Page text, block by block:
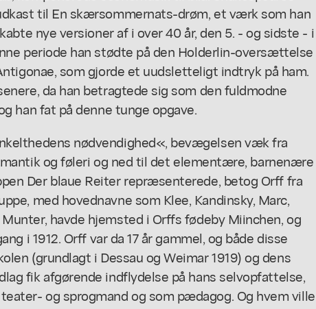
til En skærsommernats-drøm,et værk som han
nye versioner af i over 40 år, den 5. - og sidste - i
periode han stødte på den Holderlin-oversættelse
som gjorde et uudsletteligt indtryk på ham.
da han betragtede sig som den fuldmodne
han fat på denne tunge opgave.
nødvendighed«, bevægelsen væk fra
og føleri og ned til det elementære, barnenære
Der blaue Reiterrepræsenterede, betog Orff fra
med hovednavne som Klee, Kandinsky, Marc,
havde hjemsted i Orffs fødeby Miinchen, og
i 1912. Orff var da 17 år gammel, og både disse
(grundlagt i Dessau og Weimar 1919) og dens
fik afgørende indflydelse på hans selvopfattelse,
og sprogmand og som pædagog. Og hvem ville